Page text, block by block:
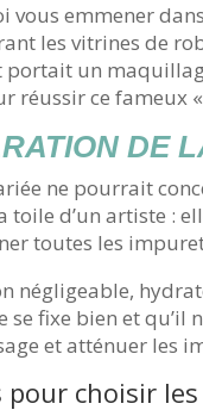
vous emmener
les vitrines de
portait un
réussir ce fameux «
DE
ne pourrait
toile d’un artiste :
toutes les
négligeable,
se fixe bien et qu’il
et atténuer les
pour choisir